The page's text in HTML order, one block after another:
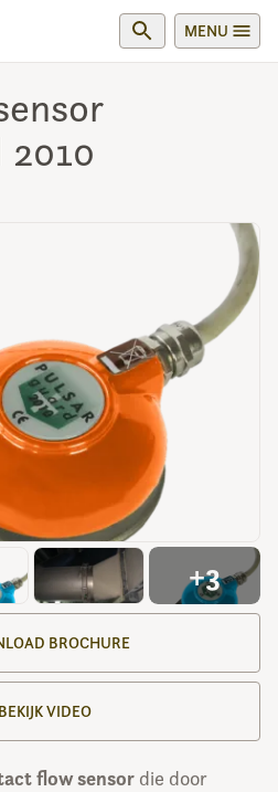
MENU
2010
+3
BROCHURE
BEKIJK VIDEO
flow sensor die door